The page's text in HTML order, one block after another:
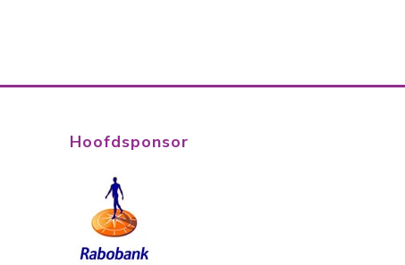
Hoofdsponsor